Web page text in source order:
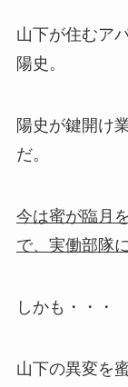
山下が住むア
陽史。
陽史が鍵開け
だ。
今は蜜が臨月
で、実働部隊
しかも・・・
山下の異変を